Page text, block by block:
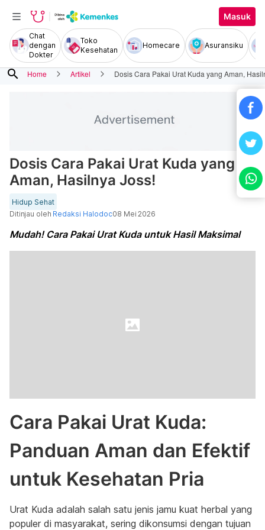
Masuk
Chat
dengan
Dokter
Toko
Kesehatan
Homecare Asuransiku
search Home Artikel Dosis Cara Pakai Urat Kuda yang Aman,
Dosis Cara Pakai Urat Kuda yang
Aman, Hasilnya Joss!
Hidup Sehat
Ditinjau oleh Redaksi Halodoc08 Mei 2026
Mudah! Cara Pakai Urat Kuda untuk Hasil Maksimal
Cara Pakai Urat Kuda:
Panduan Aman dan Efektif
untuk Kesehatan Pria
Urat Kuda adalah salah satu jenis jamu kuat herbal yang
populer di masyarakat, sering dikonsumsi dengan tujuan